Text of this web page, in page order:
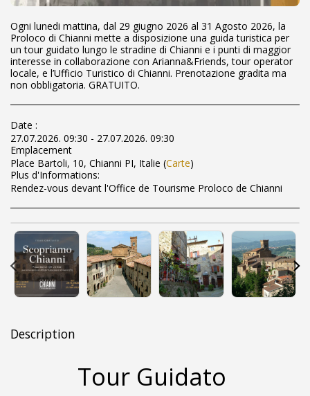
Ogni lunedi mattina, dal 29 giugno 2026 al 31 Agosto 2026, la
Proloco di Chianni mette a disposizione una guida turistica per
un tour guidato lungo le stradine di Chianni e i punti di maggior
interesse in collaborazione con Arianna&Friends, tour operator
locale, e l’Ufficio Turistico di Chianni. Prenotazione gradita ma
non obbligatoria. GRATUITO.
Date :
27.07.2026. 09:30 - 27.07.2026. 09:30
Emplacement
Place Bartoli, 10, Chianni PI, Italie (Carte)
Plus d'Informations:
Rendez-vous devant l'Office de Tourisme Proloco de Chianni
Description
Tour Guidato